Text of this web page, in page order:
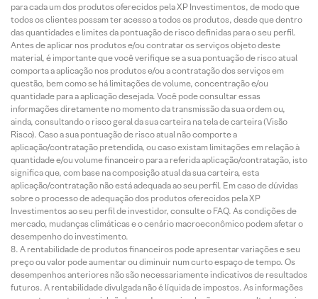
para cada um dos produtos oferecidos pela XP Investimentos, de modo que
todos os clientes possam ter acesso a todos os produtos, desde que dentro
das quantidades e limites da pontuação de risco definidas para o seu perfil.
Antes de aplicar nos produtos e/ou contratar os serviços objeto deste
material, é importante que você verifique se a sua pontuação de risco atual
comporta a aplicação nos produtos e/ou a contratação dos serviços em
questão, bem como se há limitações de volume, concentração e/ou
quantidade para a aplicação desejada. Você pode consultar essas
informações diretamente no momento da transmissão da sua ordem ou,
ainda, consultando o risco geral da sua carteira na tela de carteira (Visão
Risco). Caso a sua pontuação de risco atual não comporte a
aplicação/contratação pretendida, ou caso existam limitações em relação à
quantidade e/ou volume financeiro para a referida aplicação/contratação, isto
significa que, com base na composição atual da sua carteira, esta
aplicação/contratação não está adequada ao seu perfil. Em caso de dúvidas
sobre o processo de adequação dos produtos oferecidos pela XP
Investimentos ao seu perfil de investidor, consulte o FAQ. As condições de
mercado, mudanças climáticas e o cenário macroeconômico podem afetar o
desempenho do investimento.
A rentabilidade de produtos financeiros pode apresentar variações e seu
preço ou valor pode aumentar ou diminuir num curto espaço de tempo. Os
desempenhos anteriores não são necessariamente indicativos de resultados
futuros. A rentabilidade divulgada não é líquida de impostos. As informações